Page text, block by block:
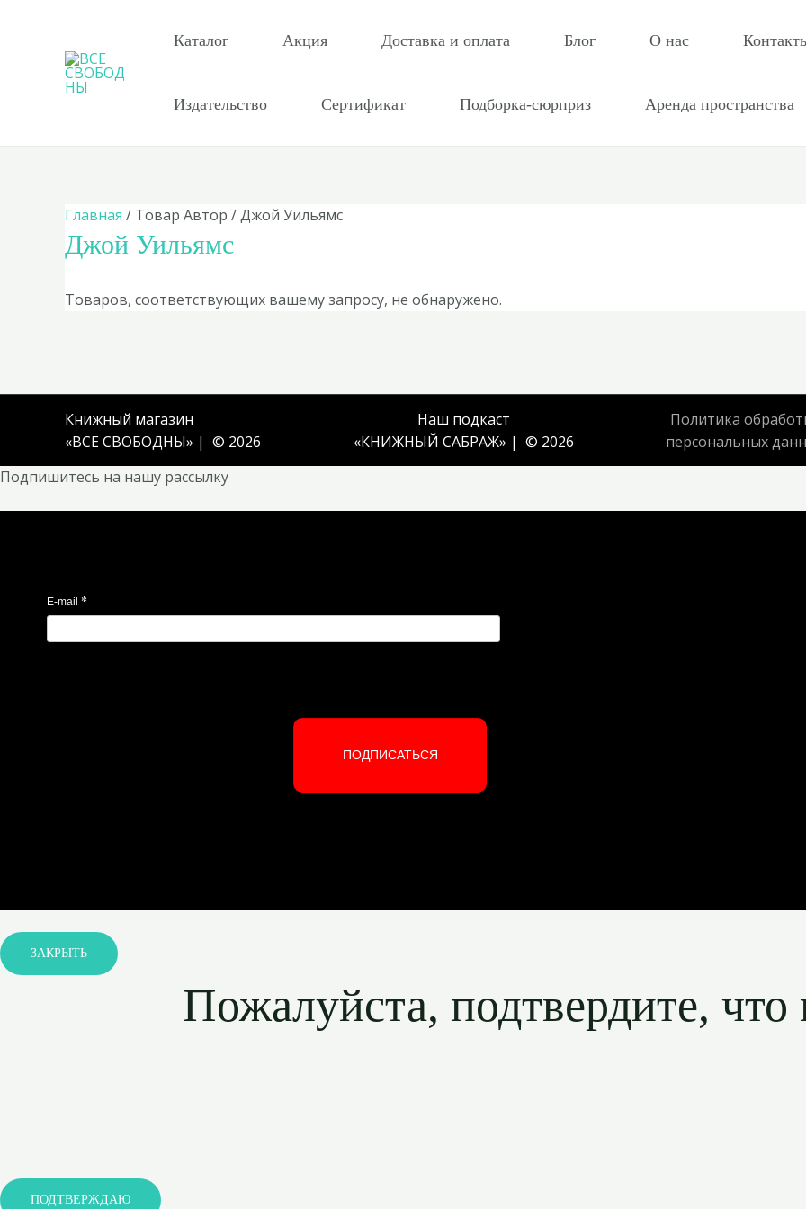
содержимому
Каталог Акция Доставка и оплата Блог О нас
Издательство Сертификат Подборка-сюрприз Аренда пространства
Главная / Товар Автор / Джой Уильямс
Джой Уильямс
Товаров, соответствующих вашему запросу, не обнаружено.
Книжный магазин
«ВСЕ СВОБОДНЫ» | © 2026
Наш подкаст
«КНИЖНЫЙ САБРАЖ» | © 2026
Политика
персональных
Подпишитесь на нашу рассылку
E-mail *
ПОДПИСАТЬСЯ
ЗАКРЫТЬ
Пожалуйста, подтвердите, что
ПОДТВЕРЖДАЮ